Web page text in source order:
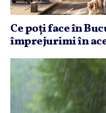
Ce poţi face în
împrejurimi în